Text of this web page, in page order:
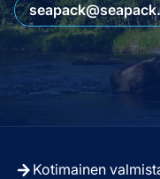
Kotimainen